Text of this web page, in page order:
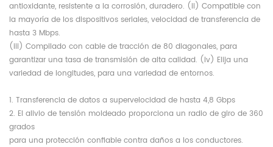
antioxidante, resistente a la corrosión, duradero. (ii) Compatible con
la mayoría de los dispositivos seriales, velocidad de transferencia de
hasta 3 Mbps.
(iii) Compilado con cable de tracción de 80 diagonales, para
garantizar una tasa de transmisión de alta calidad. (iv) Elija una
variedad de longitudes, para una variedad de entornos.
1. Transferencia de datos a supervelocidad de hasta 4,8 Gbps
2. El alivio de tensión moldeado proporciona un radio de giro de 360
​​grados
para una protección confiable contra daños a los conductores.